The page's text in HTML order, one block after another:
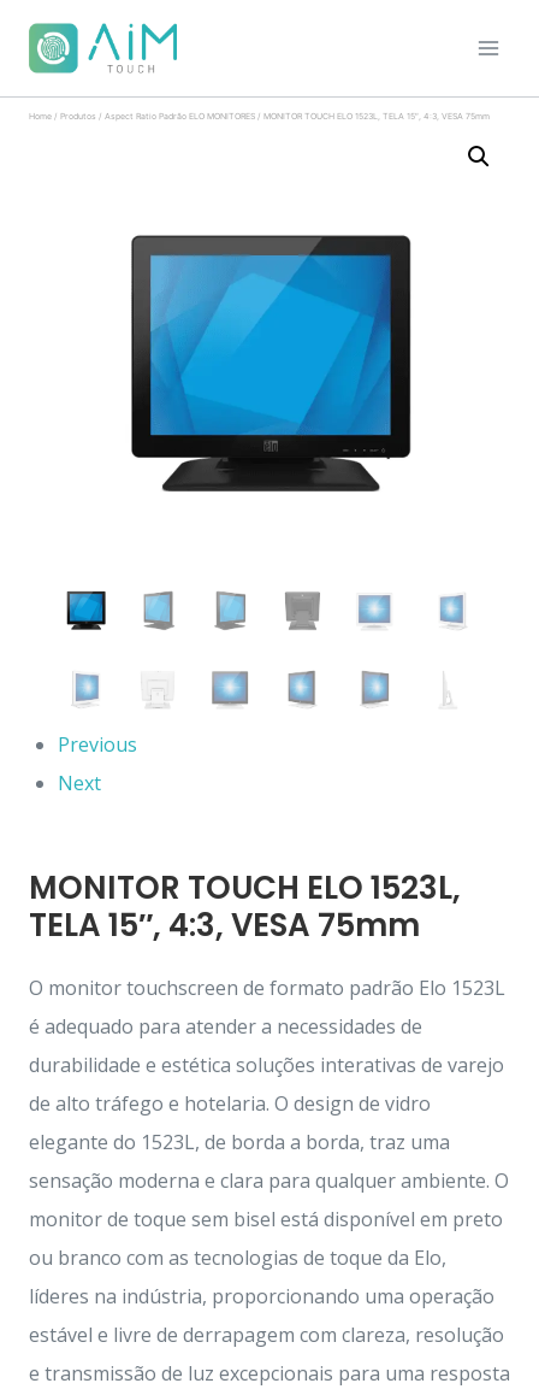
Home / Produtos / Aspect Ratio Padrão ELO MONITORES / MONITOR TOUCH ELO 1523L, TELA 15″, 4:3, VESA 75mm
Previous
Next
MONITOR TOUCH ELO 1523L,
TELA 15″, 4:3, VESA 75mm
O monitor touchscreen de formato padrão Elo 1523L
é adequado para atender a necessidades de
durabilidade e estética soluções interativas de varejo
de alto tráfego e hotelaria. O design de vidro
elegante do 1523L, de borda a borda, traz uma
sensação moderna e clara para qualquer ambiente. O
monitor de toque sem bisel está disponível em preto
ou branco com as tecnologias de toque da Elo,
líderes na indústria, proporcionando uma operação
estável e livre de derrapagem com clareza, resolução
e transmissão de luz excepcionais para uma resposta